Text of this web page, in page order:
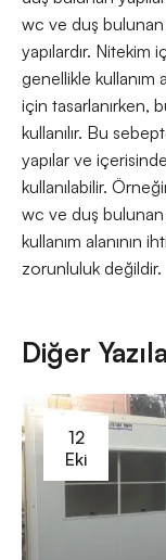
wc ve duş bulunan
yapılardır.
genellikle kullanım
için tasarlanırken,
kullanılır. Bu
yapılar ve
kullanılabilir.
wc ve duş bulunan
kullanım alanının
zorunluluk değildir.
Diğer
12
Eki